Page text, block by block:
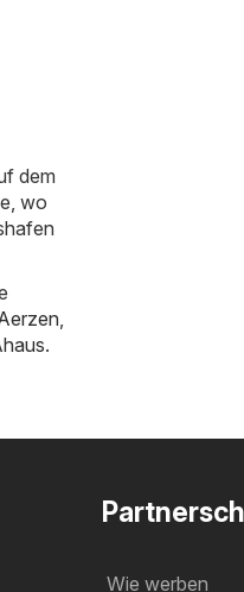
dem
wo
,
.
Wie werben